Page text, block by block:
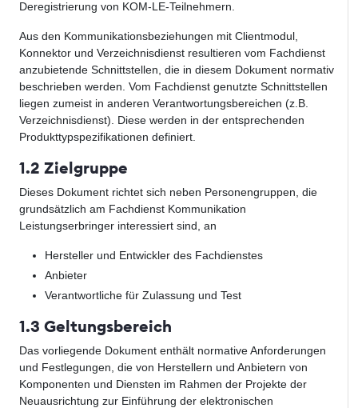
Deregistrierung von KOM-LE-Teilnehmern.
Aus den Kommunikationsbeziehungen mit Clientmodul,
Konnektor und Verzeichnisdienst resultieren vom Fachdienst
anzubietende Schnittstellen, die in diesem Dokument normativ
beschrieben werden. Vom Fachdienst genutzte Schnittstellen
liegen zumeist in anderen Verantwortungsbereichen (z.B.
Verzeichnisdienst). Diese werden in der entsprechenden
Produkttypspezifikationen definiert.
1.2 Zielgruppe
Dieses Dokument richtet sich neben Personengruppen, die
grundsätzlich am Fachdienst Kommunikation
Leistungserbringer interessiert sind, an
Hersteller und Entwickler des Fachdienstes
Anbieter
Verantwortliche für Zulassung und Test
1.3 Geltungsbereich
Das vorliegende Dokument enthält normative Anforderungen
und Festlegungen, die von Herstellern und Anbietern von
Komponenten und Diensten im Rahmen der Projekte der
Neuausrichtung zur Einführung der elektronischen